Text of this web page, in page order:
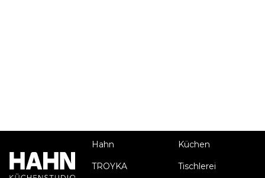
Hahn Küchen
TROYKA Tischlerei